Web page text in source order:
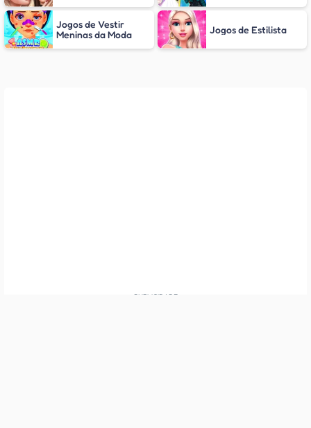
Jogos de Vestir
Meninas da Moda
Jogos de Estilista